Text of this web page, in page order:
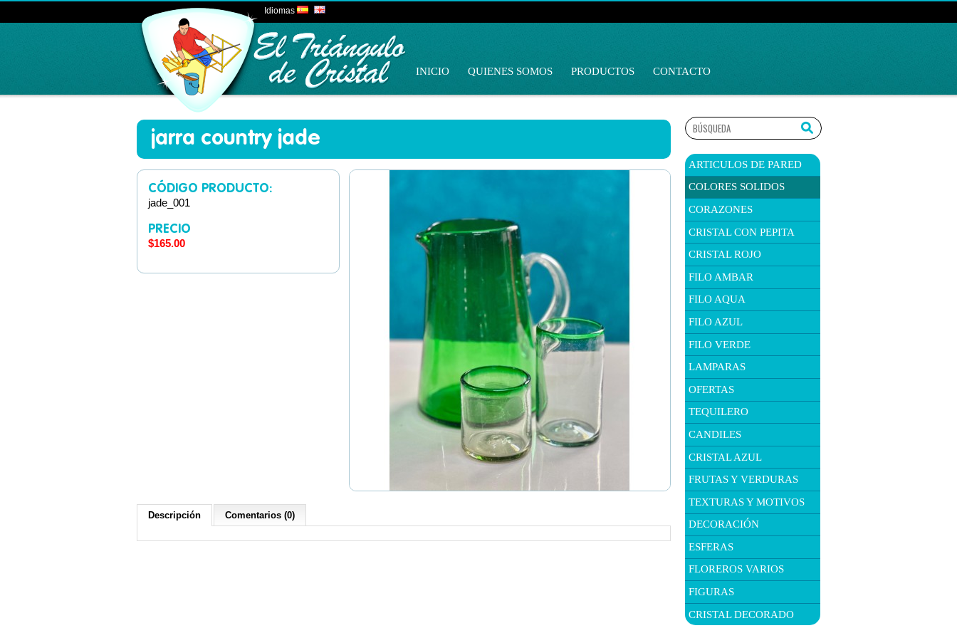
Idiomas
INICIO QUIENES SOMOS PRODUCTOS CONTACTO
jarra country jade
CÓDIGO PRODUCTO:
jade_001
PRECIO
$165.00
Descripción Comentarios (0)
ARTICULOS DE PARED
COLORES SOLIDOS
CORAZONES
CRISTAL CON PEPITA
CRISTAL ROJO
FILO AMBAR
FILO AQUA
FILO AZUL
FILO VERDE
LAMPARAS
OFERTAS
TEQUILERO
CANDILES
CRISTAL AZUL
FRUTAS Y VERDURAS
TEXTURAS Y MOTIVOS
DECORACIÓN
ESFERAS
FLOREROS VARIOS
FIGURAS
CRISTAL DECORADO